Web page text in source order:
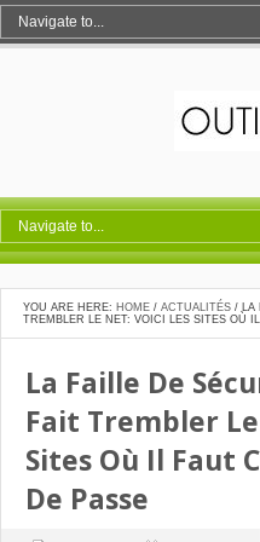
YOU ARE HERE: HOME / ACTUALITÉS / LA
TREMBLER LE NET: VOICI LES SITES OÙ
La Faille De
Fait Trembler
Sites Où Il Faut
De Passe